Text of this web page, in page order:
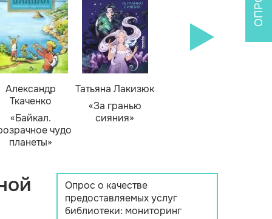
Александр
Ткаченко
«Байкал.
чудо
планеты»
Татьяна Лакизюк
«За гранью
сияния»
Опрос о качестве
предоставляемых услуг
библиотеки: мониторинг